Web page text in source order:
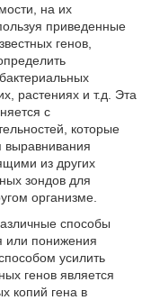
на их
приведенные
генов,
растениях и т.д. Эта
с
которые
выравнивания
из других
зондов для
организме.
способы
или понижения
усилить
генов является
копий гена в